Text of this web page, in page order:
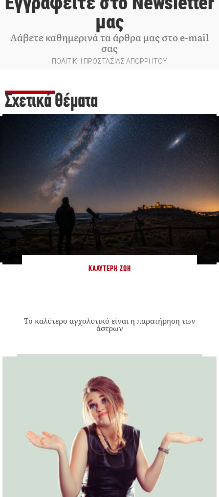
μας
Λάβετε καθημερινά τα άρθρα μας στο e-mail
σας
ΠΟΛΙΤΙΚΗ ΠΡΟΣΤΑΣΙΑΣ ΑΠΟΡΡΗΤΟΥ
Σχετικά Θέματα
ΚΑΛΎΤΕΡΗ ΖΩΉ
Το καλύτερο αγχολυτικό είναι η παρατήρηση των
άστρων